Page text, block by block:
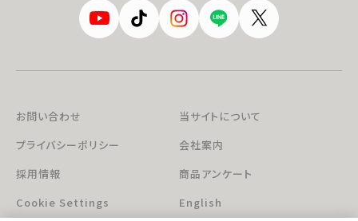
お問い合わせ
当サイトについて
プライバシーポリシー
会社案内
採用情報
商品アンケート
Cookie Settings
English